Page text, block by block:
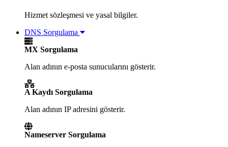
Hizmet sözleşmesi ve yasal bilgiler.
DNS Sorgulama
MX Sorgulama
Alan adının e-posta sunucularını gösterir.
A Kaydı Sorgulama
Alan adının IP adresini gösterir.
Nameserver Sorgulama